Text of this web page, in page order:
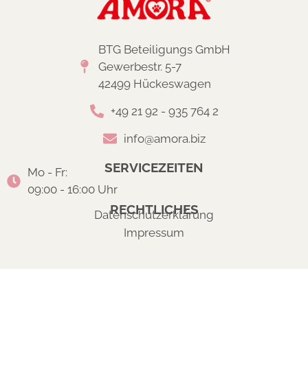
BTG Beteiligungs GmbH
Gewerbestr. 5-7
42499 Hückeswagen
+49 21 92 - 935 764 2
info@amora.biz
SERVICEZEITEN
Mo - Fr:
09:00 - 16:00 Uhr
RECHTLICHES
Datenschutzerklärung
Impressum